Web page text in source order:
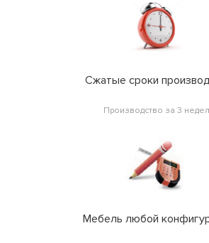
Сжатые сроки
Производство за 3
Мебель любой